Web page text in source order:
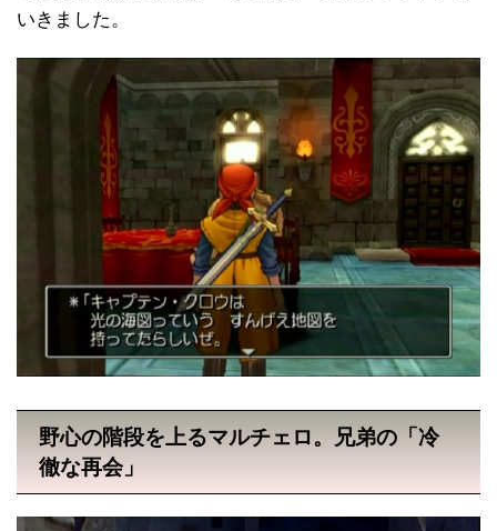
いきました。
野心の階段を上るマルチェロ。兄弟の「冷
徹な再会」